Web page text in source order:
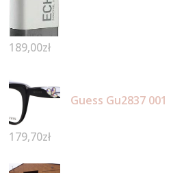
189,00zł
Guess Gu2837 001
179,70zł